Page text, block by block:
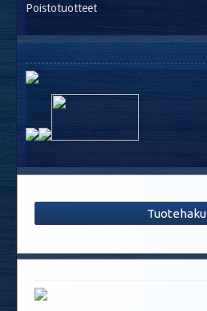
Poistotuotteet
Tuotehaku